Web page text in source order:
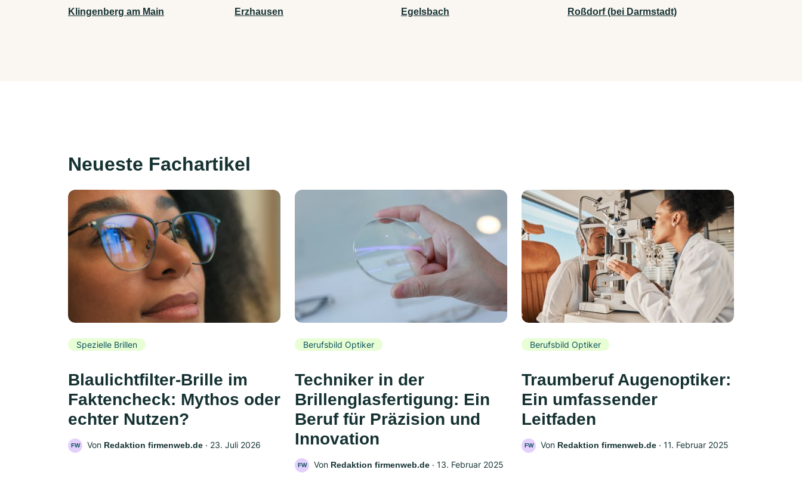
Klingenberg am Main Erzhausen Egelsbach Roßdorf (bei Darmstadt)
Neueste Fachartikel
Spezielle Brillen
Blaulichtfilter-Brille im
Faktencheck: Mythos oder
echter Nutzen?
FW Von Redaktion firmenweb.de ‧ 23. Juli 2026
Berufsbild Optiker
Techniker in der
Brillenglasfertigung: Ein
Beruf für Präzision und
Innovation
FW Von Redaktion firmenweb.de ‧ 13. Februar 2025
Berufsbild Optiker
Traumberuf Augenoptiker:
Ein umfassender
Leitfaden
FW Von Redaktion firmenweb.de ‧ 11. Februar 2025